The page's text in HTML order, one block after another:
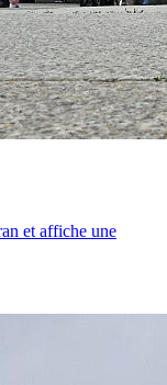
et affiche une